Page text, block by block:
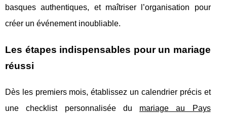
basques authentiques, et maîtriser l’organisation pour
créer un événement inoubliable.
Les étapes indispensables pour un mariage
réussi
Dès les premiers mois, établissez un calendrier précis et
une checklist personnalisée du mariage au Pays